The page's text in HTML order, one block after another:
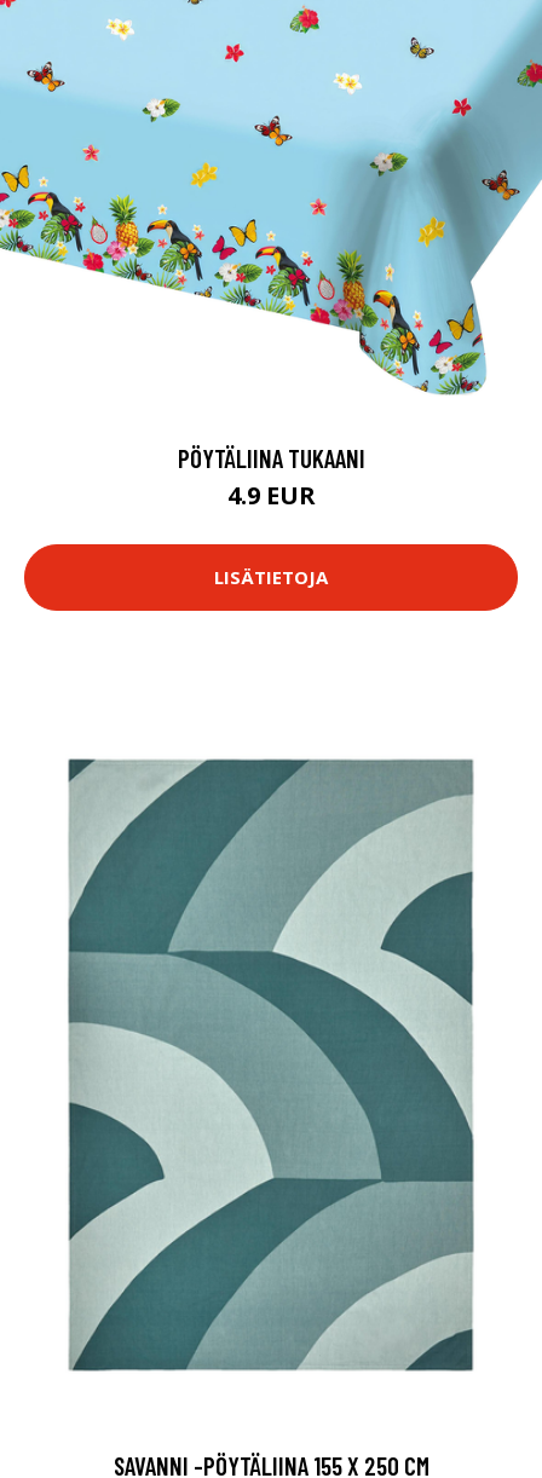
PÖYTÄLIINA TUKAANI
4.9 EUR
LISÄTIETOJA
SAVANNI -PÖYTÄLIINA 155 X 250 CM